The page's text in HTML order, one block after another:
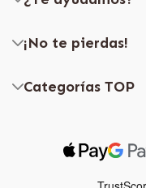
¡No te pierdas!
Categorías TOP